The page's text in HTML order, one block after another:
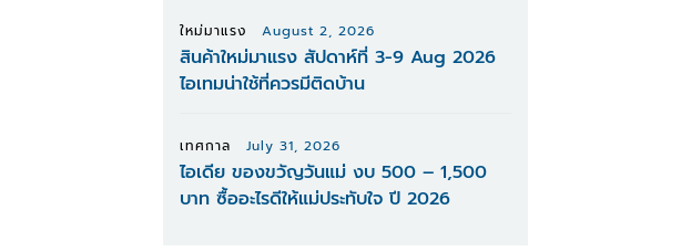
ใหม่มาแรง August 2, 2026
สินค้าใหม่มาแรง สัปดาห์ที่ 3-9 Aug 2026
ไอเทมน่าใช้ที่ควรมีติดบ้าน
เทศกาล July 31, 2026
ไอเดีย ของขวัญวันแม่ งบ 500 – 1,500
บาท ซื้ออะไรดีให้แม่ประทับใจ ปี 2026